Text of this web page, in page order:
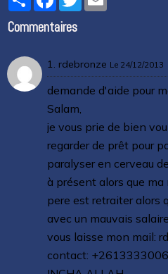
Commentaires
1. rdebronze Le 24/12/2013
demande d'aide pour
Salam,
je vous prie de bien
regarder de prêt pour
paralyser en cerveau
à présent alors que
pere est retraiter alors
avec un mauvais
vous laisse mon mail:
contact: